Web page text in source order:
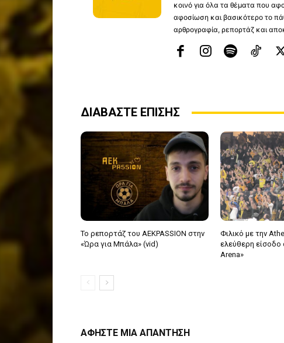
κοινό για όλα τα θέματα που
αφοσίωση και βασικότερο το
αρθρογραφία, ρεπορτάζ και
ΔΙΑΒΑΣΤΕ ΕΠΙΣΗΣ
Το ρεπορτάζ του AEKPASSION στην
«Ώρα για Μπάλα» (vid)
Φιλικό με την
ελεύθερη είσοδο
Arena»
ΑΦΗΣΤΕ ΜΙΑ ΑΠΑΝΤΗΣΗ